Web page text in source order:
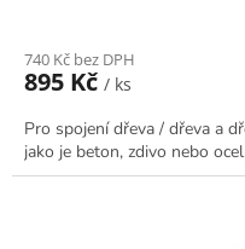
740 Kč bez DPH
895 Kč / ks
Pro spojení dřeva / dřeva a
jako je beton, zdivo nebo